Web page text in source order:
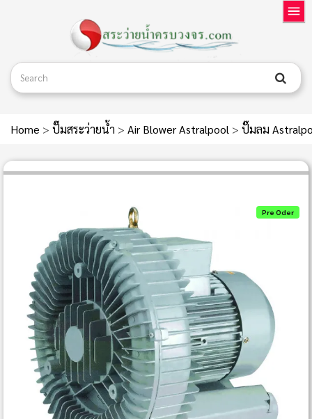
Home > ปั๊มสระว่ายน้ำ > Air Blower Astralpool > ปั๊มลม
Pre Oder